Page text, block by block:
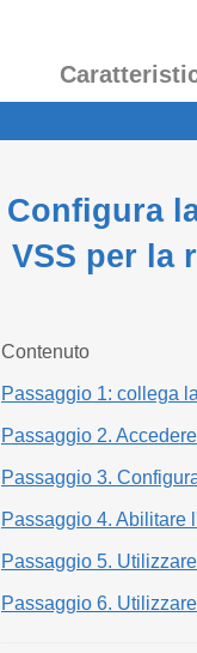
Configura
VSS per la
Contenuto
Passaggio 1: collega
Passaggio 2.
Passaggio 3.
Passaggio 4. Abilitare
Passaggio 5.
Passaggio 6.